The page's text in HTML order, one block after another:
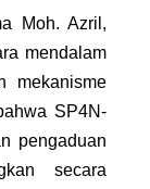
Moh. Azril,
mendalam
mekanisme
SP4N-
pengaduan
secara